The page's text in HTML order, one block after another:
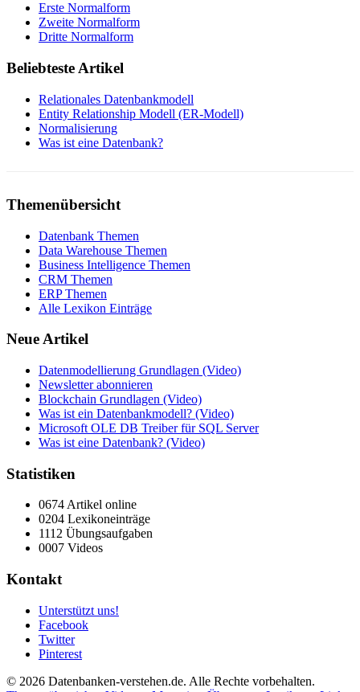
Erste Normalform
Zweite Normalform
Dritte Normalform
Beliebteste Artikel
Relationales Datenbankmodell
Entity Relationship Modell (ER-Modell)
Normalisierung
Was ist eine Datenbank?
Themenübersicht
Datenbank Themen
Data Warehouse Themen
Business Intelligence Themen
CRM Themen
ERP Themen
Alle Lexikon Einträge
Neue Artikel
Datenmodellierung Grundlagen (Video)
Newsletter abonnieren
Blockchain Grundlagen (Video)
Was ist ein Datenbankmodell? (Video)
Microsoft OLE DB Treiber für SQL Server
Was ist eine Datenbank? (Video)
Statistiken
0674 Artikel online
0204 Lexikoneinträge
1112 Übungsaufgaben
0007 Videos
Kontakt
Unterstützt uns!
Facebook
Twitter
Pinterest
© 2026 Datenbanken-verstehen.de. Alle Rechte vorbehalten.